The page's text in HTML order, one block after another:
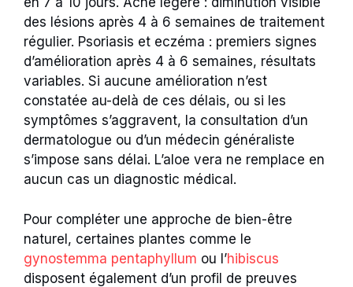
des lésions après 4 à 6 semaines de traitement
régulier. Psoriasis et eczéma : premiers signes
d’amélioration après 4 à 6 semaines, résultats
variables. Si aucune amélioration n’est
constatée au-delà de ces délais, ou si les
symptômes s’aggravent, la consultation d’un
dermatologue ou d’un médecin généraliste
s’impose sans délai. L’aloe vera ne remplace en
aucun cas un diagnostic médical.
Pour compléter une approche de bien-être
naturel, certaines plantes comme le
gynostemma pentaphyllum ou l’hibiscus
disposent également d’un profil de preuves